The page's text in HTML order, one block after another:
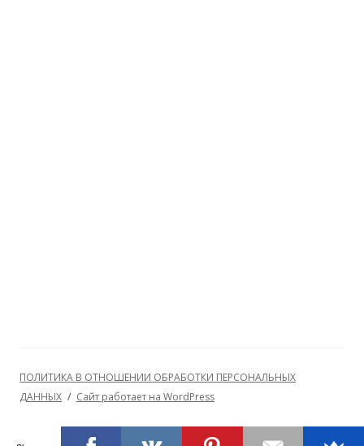
ПОЛИТИКА В ОТНОШЕНИИ ОБРАБОТКИ ПЕРСОНАЛЬНЫХ
ДАННЫХ
Сайт работает на WordPress